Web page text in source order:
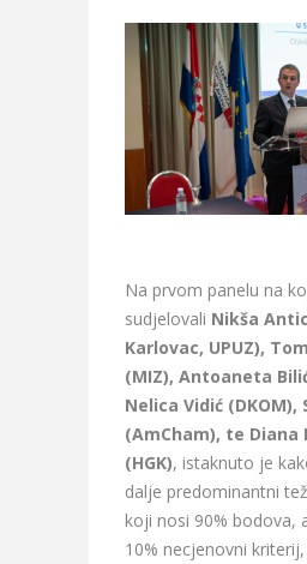
Na prvom panelu na
sudjelovali Nikša
Karlovac, UPUZ),
(MIZ), Antoaneta
Nelica Vidić (DKOM),
(AmCham), te Diana
(HGK), istaknuto je
dalje predominantni
koji nosi 90% bodova,
10% necjenovni